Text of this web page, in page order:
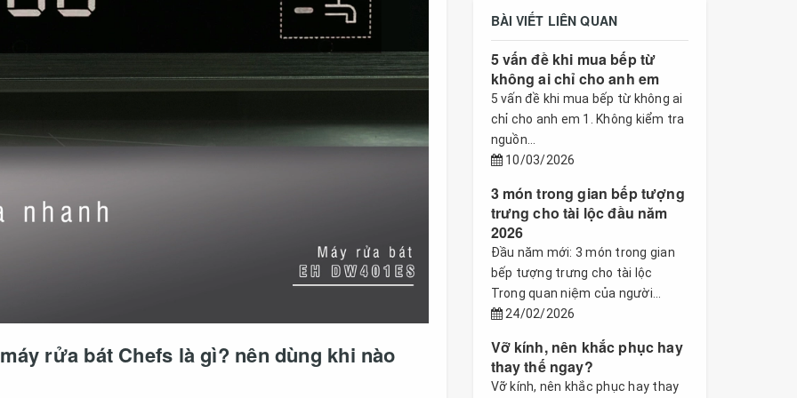
rửa bát Chefs là gì? nên dùng khi nào
BÀI VIẾT LIÊN QUAN
5 vấn đề khi mua bếp từ
không ai chỉ cho anh em
5 vấn đề khi mua bếp từ không ai
chỉ cho anh em 1. Không kiểm tra
nguồn...
10/03/2026
3 món trong gian bếp tượng
trưng cho tài lộc đầu năm
2026
Đầu năm mới: 3 món trong gian
bếp tượng trưng cho tài lộc
Trong quan niệm của người...
24/02/2026
Vỡ kính, nên khắc phục hay
thay thế ngay?
Vỡ kính, nên khắc phục hay thay